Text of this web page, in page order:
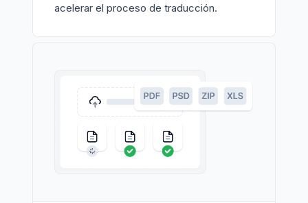
acelerar el proceso de traducción.